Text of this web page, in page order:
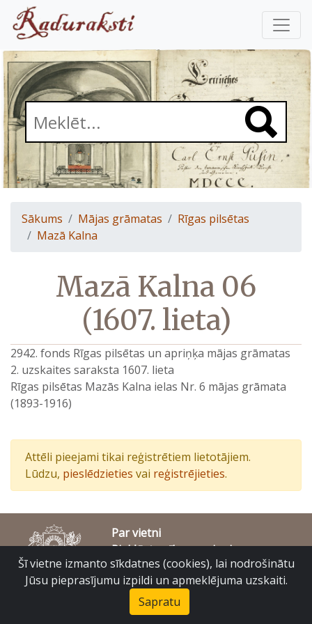
Sākums Mājas grāmatas
Rīgas pilsētas
Mazā Kalna
Mazā Kalna 06
(1607. lieta)
2942. fonds Rīgas pilsētas un apriņķa mājas grāmatas
2. uzskaites saraksta 1607. lieta
Rīgas pilsētas Mazās Kalna ielas Nr. 6 mājas grāmata
(1893-1916)
Attēli pieejami tikai reģistrētiem lietotājiem.
Lūdzu, pieslēdzieties vai reģistrējieties.
Par vietni
Piekļūstamības paziņojums
© Latvijas Valsts vēstures arhīvs 2007-2026
Slokas iela 16, Rīga, LV – 1048
raduraksti@arhivi.gov.lv
Šī vietne izmanto sīkdatnes (cookies), lai nodrošinātu
Jūsu pieprasījumu izpildi un apmeklējuma uzskaiti.
Sapratu